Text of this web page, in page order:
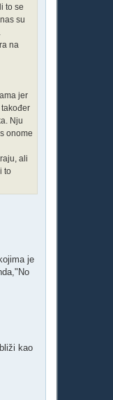
to se
su
na
jer
Nju
onome
ali
to
je
kao